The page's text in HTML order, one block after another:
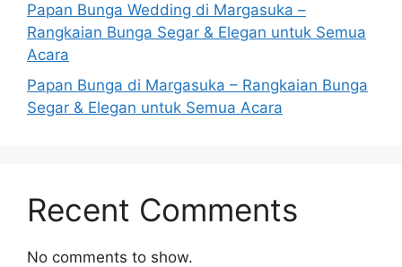
Papan Bunga Wedding di Margasuka –
Rangkaian Bunga Segar & Elegan untuk Semua
Acara
Papan Bunga di Margasuka – Rangkaian Bunga
Segar & Elegan untuk Semua Acara
Recent Comments
No comments to show.